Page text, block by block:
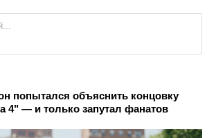
попытался объяснить концовку
4" — и только запутал фанатов